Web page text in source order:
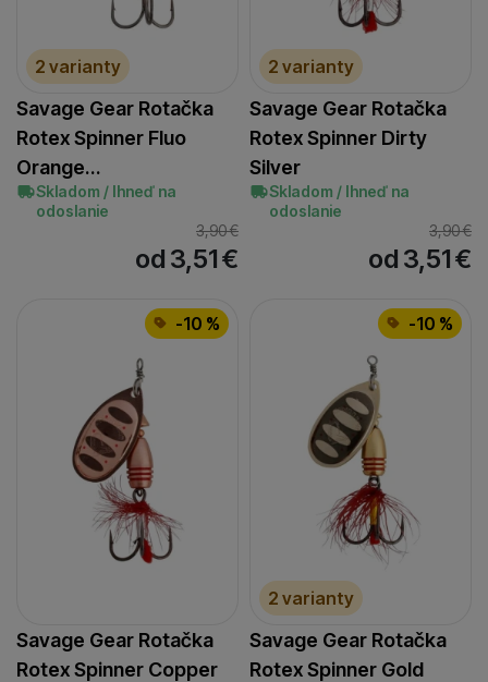
2 varianty
Savage Gear Rotačka
Rotex Spinner Fluo
Orange…
Skladom / Ihneď na
odoslanie
3,90€
od 3,51€
2 varianty
Savage Gear Rotačka
Rotex Spinner Dirty
Silver
Skladom / Ihneď na
odoslanie
3,90€
od 3,51€
-10 %
Savage Gear Rotačka
Rotex Spinner Copper
-10 %
2 varianty
Savage Gear Rotačka
Rotex Spinner Gold